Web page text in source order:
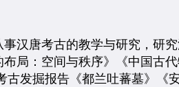
汉唐考古的教学与研究，研
局：空间与秩序》《中国古代
发掘报告《都兰吐蕃墓》《